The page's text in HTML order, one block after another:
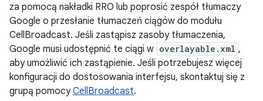
za pomocą nakładki RRO lub poprosić zespół tłumaczy
Google o przesłanie tłumaczeń ciągów do modułu
CellBroadcast. Jeśli zastąpisz zasoby tłumaczenia,
Google musi udostępnić te ciągi w overlayable.xml ,
aby umożliwić ich zastąpienie. Jeśli potrzebujesz więcej
konfiguracji do dostosowania interfejsu, skontaktuj się z
grupą pomocyCellBroadcast.